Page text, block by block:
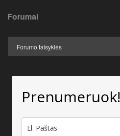
Forumai
Prenumeruok!